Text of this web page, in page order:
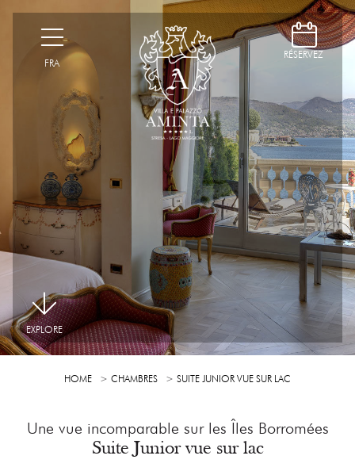
H
FRA
D
RÉSERVEZ
|
EXPLORE
HOME CHAMBRES SUITE JUNIOR VUE SUR LAC
Une vue incomparable sur les Îles Borromées
Suite Junior vue sur lac